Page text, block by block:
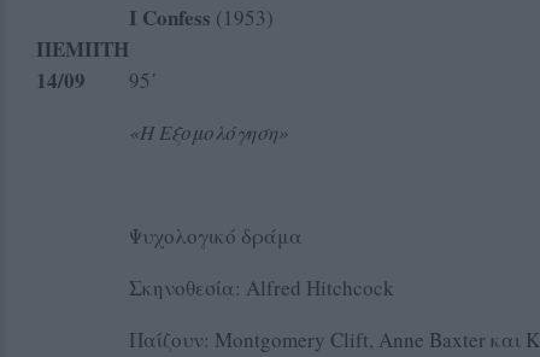
ΠΕΜΠΤΗ
14/09
I Confess (1953)
95΄
«Η Εξομολόγηση»
Ψυχολογικό δράμα
Σκηνοθεσία: Alfred Hitchcock
Παίζουν: Montgomery Clift, Anne Baxter και